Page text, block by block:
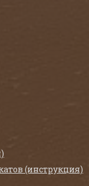
(инструкция)